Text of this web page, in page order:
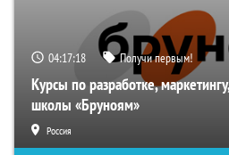
04:17:17 Получи первым!
Курсы по разработке,
школы «Бруноям»
Россия